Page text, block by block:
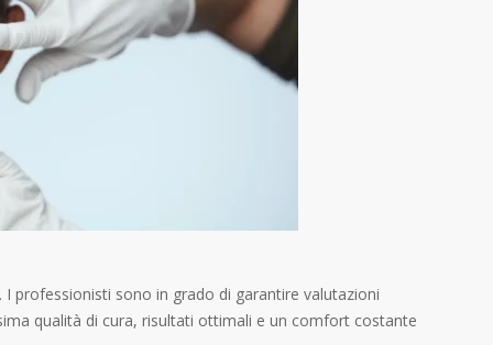
professionisti sono in grado di garantire valutazioni
qualità di cura, risultati ottimali e un comfort costante